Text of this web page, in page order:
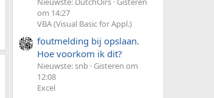
om 14:27
VBA (Visual Basic for Appl.)
foutmelding bij opslaan.
Hoe voorkom ik dit?
Nieuwste: snb Gisteren om
12:08
Excel